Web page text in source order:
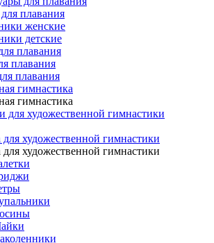
плавания
женские
детские
плавания
плавания
плавания
гимнастика
гимнастика
для художественной гимнастики
художественной гимнастики
художественной гимнастики